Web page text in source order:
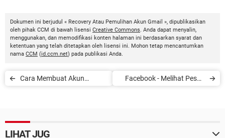
Dokumen ini berjudul « Recovery Atau Pemulihan Akun Gmail », dipublikasikan
oleh pihak CCM di bawah lisensi Creative Commons. Anda dapat menyalin,
menggunakan, dan memodifikasi konten halaman ini berdasarkan syarat dan
ketentuan yang telah ditetapkan oleh lisensi ini. Mohon tetap mencantumkan
nama CCM (id.ccm.net) pada publikasi Anda.
Cara Membuat Akun
Facebook - Melihat Pesan
LIHAT JUG